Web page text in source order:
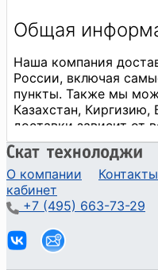
О компании Контакты
кабинет
+7 (495) 663-73-29